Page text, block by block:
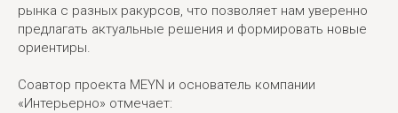
рынка с разных ракурсов, что позволяет нам уверенно
предлагать актуальные решения и формировать новые
ориентиры.
Соавтор проекта MEYN и основатель компании
«Интерьерно» отмечает: